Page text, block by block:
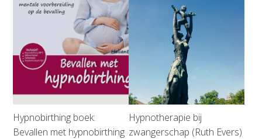
Hypnobirthing boek:
Bevallen met hypnobirthing
Hypnotherapie bij
zwangerschap (Ruth Evers)